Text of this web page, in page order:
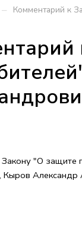
– Комментарий к
"О защите
Кыров Александр